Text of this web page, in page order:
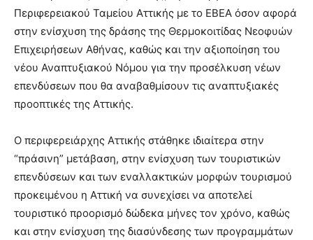
Περιφερειακού Ταμείου Αττικής με το ΕΒΕΑ όσον αφορά
στην ενίσχυση της δράσης της Θερμοκοιτίδας Νεοφυών
Επιχειρήσεων Αθήνας, καθώς και την αξιοποίηση του
νέου Αναπτυξιακού Νόμου για την προσέλκυση νέων
επενδύσεων που θα αναβαθμίσουν τις αναπτυξιακές
προοπτικές της Αττικής.
Ο περιφερειάρχης Αττικής στάθηκε ιδιαίτερα στην
“πράσινη” μετάβαση, στην ενίσχυση των τουριστικών
επενδύσεων και των εναλλακτικών μορφών τουρισμού
προκειμένου η Αττική να συνεχίσει να αποτελεί
τουριστικό προορισμό δώδεκα μήνες τον χρόνο, καθώς
και στην ενίσχυση της διασύνδεσης των προγραμμάτων